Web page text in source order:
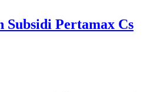
Subsidi Pertamax Cs